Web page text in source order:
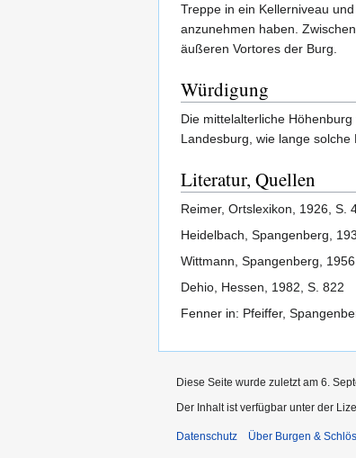
Treppe in ein Kellerniveau
anzunehmen haben.
äußeren Vortores der Burg.
Würdigung
Die mittelalterliche
Landesburg, wie lange solche
Literatur, Quellen
Reimer, Ortslexikon, 1926, S.
Heidelbach, Spangenberg,
Wittmann, Spangenberg, 1956
Dehio, Hessen, 1982, S. 822
Fenner in: Pfeiffer,
Diese Seite wurde zuletzt am 6.
Der Inhalt ist verfügbar unter der
Datenschutz Über Burgen &